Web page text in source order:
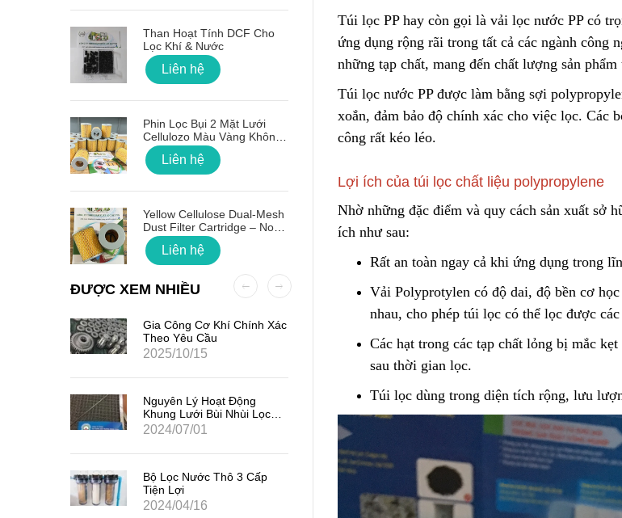
Túi lọc PP hay còn gọi là vải lọc nước PP có
ứng dụng rộng rãi trong tất cả các ngành công
những tạp chất, mang đến chất lượng sản phẩm
Túi lọc nước PP được làm bằng sợi
xoắn, đảm bảo độ chính xác cho việc lọc. Các
công rất kéo léo.
Lợi ích của túi lọc chất liệu polypropylene
Nhờ những đặc điểm và quy cách sản xuất sở h
ích như sau:
Rất an toàn ngay cả khi ứng dụng trong
Vải Polyprotylen có độ dai, độ bền cơ
nhau, cho phép túi lọc có thể lọc được
Các hạt trong các tạp chất lỏng bị mắc
sau thời gian lọc.
Túi lọc dùng trong diện tích rộng, lưu
Than Hoạt Tính DCF Cho
Lọc Khí & Nước
Liên hệ
Phin Lọc Bụi 2 Mặt Lưới
Cellulozo Màu Vàng Không
Ron
Liên hệ
Yellow Cellulose Dual-Mesh
Dust Filter Cartridge – No
Gasket
Liên hệ
Giấy Cellulose Vàng Lõi Lọc
Liên hệ
Lõi Lọc Bụi Pe Kết Nối Ren
Trong
Liên hệ
Cao Cấp
Liên hệ
ĐƯỢC XEM NHIỀU
Gia Công Cơ Khí Chính Xác
Theo Yêu Cầu
2025/10/15
Nguyên Lý Hoạt Động
Khung Lưới Bùi Nhùi Lọc
Tách Hơi Dầu
2024/07/01
Bộ Lọc Nước Thô 3 Cấp
Tiện Lợi
2024/04/16
Công Nghệ Sản Xuất Hạt
Nhựa Lewatit S1567
2024/01/15
Cấu Tạo Và Đặc Điểm Của
Sợi Kẽm Chịu Lực
Cấu Tạo Decal Phản Quang
2023/12/11